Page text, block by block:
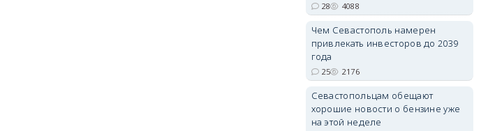
28 4088
Чем Севастополь намерен
привлекать инвесторов до 2039
года
25 2176
Севастопольцам обещают
хорошие новости о бензине уже
на этой неделе